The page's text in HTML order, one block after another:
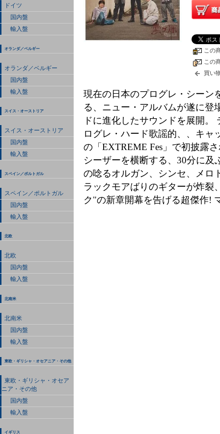
ドイツ
国内盤
輸入盤
オランダ／ベルギー
オランダ／ベルギー
国内盤
輸入盤
スイス・オーストリア
スイス・オーストリア
国内盤
輸入盤
スペイン／ポルトガル
スペイン／ポルトガル
国内盤
輸入盤
北欧
北欧
国内盤
輸入盤
北南米
北南米
国内盤
輸入盤
東欧・ギリシャ・オセアニア・その他
東欧・ギリシャ・オセア
ニア・その他
国内盤
輸入盤
イギリス
この
この
買い
現在の日本のプログレ・シーン
る、ニュー・アルバムが遂に登
ドに進化したサウンドを展開
ログレ・ハード歌謡的、、キャ
の「EXTREME Fes」で初披露
シーザーを横断する、30分に及
の唸るオルガン、シンセ、メロ
ラックモアばりのギターが炸裂
ク"の新章開幕を告げる超傑作!